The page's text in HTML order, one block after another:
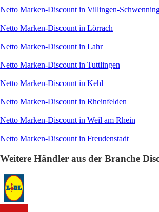
Netto Marken-Discount in Villingen-
Netto Marken-Discount in Lörrach
Netto Marken-Discount in Lahr
Netto Marken-Discount in Tuttlingen
Netto Marken-Discount in Kehl
Netto Marken-Discount in Rheinfelden
Netto Marken-Discount in Weil am Rhein
Netto Marken-Discount in Freudenstadt
Weitere Händler aus der Branche